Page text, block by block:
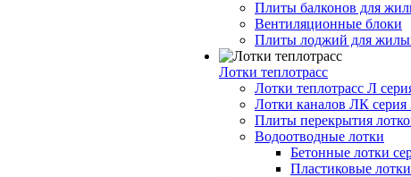
Плиты балконов для
Вентиляционные блоки
Плиты лоджий для
Лотки теплотрасс
Лотки теплотрасс Л
Лотки каналов ЛК серия
Плиты перекрытия
Водоотводные лотки
Бетонные лотки
Пластиковые лотки